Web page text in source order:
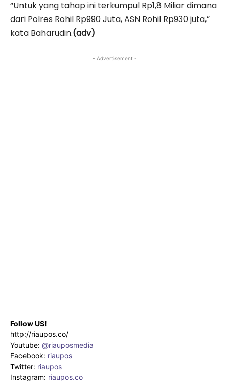
“Untuk yang tahap ini terkumpul Rp1,8 Miliar dimana
dari Polres Rohil Rp990 Juta, ASN Rohil Rp930 juta,”
kata Baharudin.(adv)
- Advertisement -
Follow US!
http://riaupos.co/
Youtube: @riauposmedia
Facebook: riaupos
Twitter: riaupos
Instagram: riaupos.co